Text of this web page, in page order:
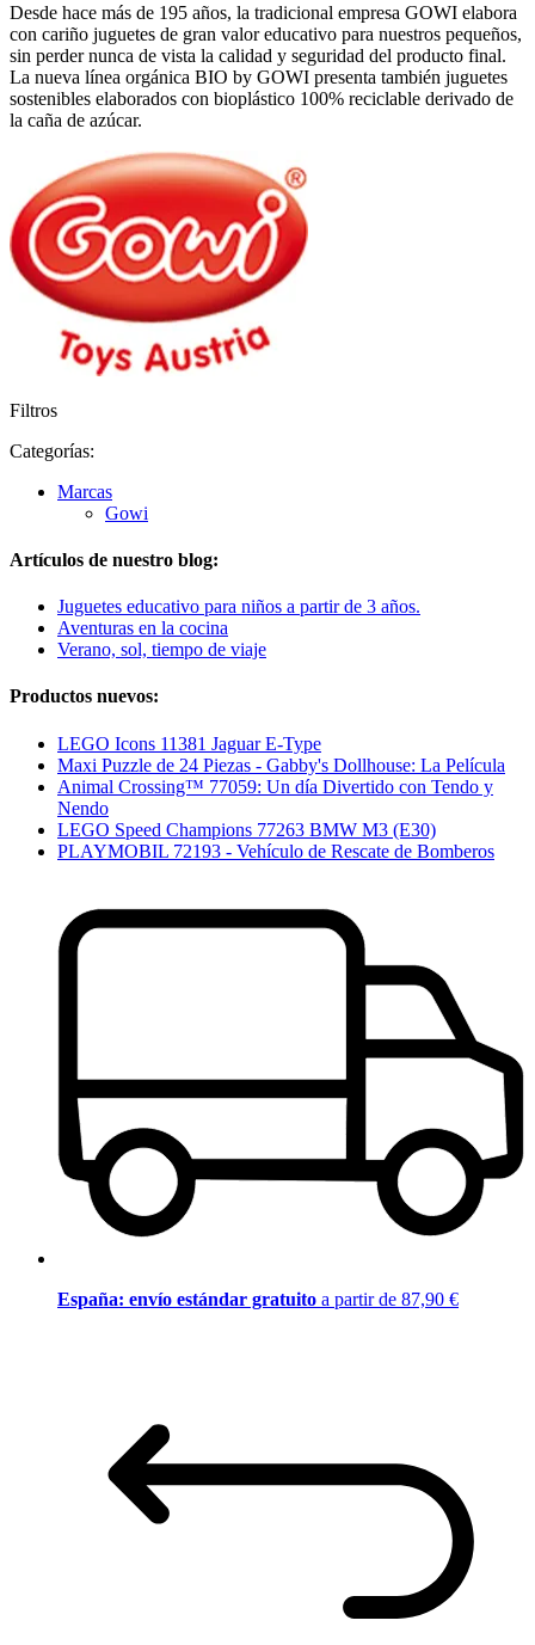
Desde hace más de 195 años, la tradicional empresa GOWI elabora
con cariño juguetes de gran valor educativo para nuestros pequeños,
sin perder nunca de vista la calidad y seguridad del producto final.
La nueva línea orgánica BIO by GOWI presenta también juguetes
sostenibles elaborados con bioplástico 100% reciclable derivado de
la caña de azúcar.
Filtros
Categorías:
Marcas
Gowi
Artículos de nuestro blog:
Juguetes educativo para niños a partir de 3 años.
Aventuras en la cocina
Verano, sol, tiempo de viaje
Productos nuevos:
LEGO Icons 11381 Jaguar E-Type
Maxi Puzzle de 24 Piezas - Gabby's Dollhouse: La Película
Animal Crossing™ 77059: Un día Divertido con Tendo y
Nendo
LEGO Speed Champions 77263 BMW M3 (E30)
PLAYMOBIL 72193 - Vehículo de Rescate de Bomberos
España: envío estándar gratuito a partir de 87,90 €